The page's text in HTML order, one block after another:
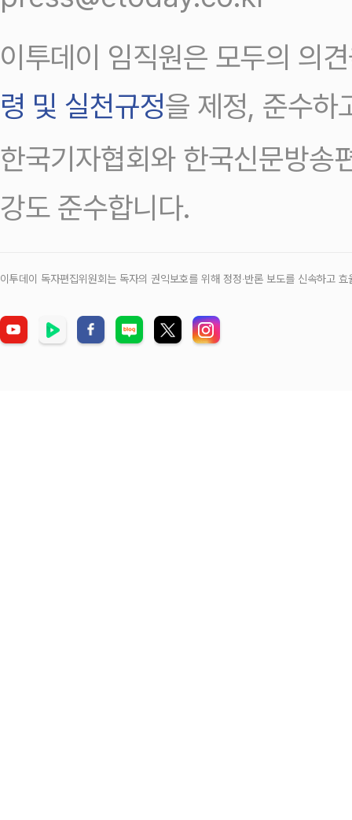
이투데이 임직원은 모두의 의
령 및 실천규정을 제정, 준수하
한국기자협회와 한국신문방송
강도 준수합니다.
이투데이 독자편집위원회는 독자의 권익보호를 위해 정정‧반론 보도를 신속하고